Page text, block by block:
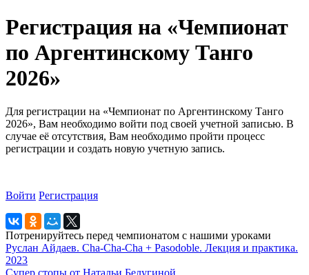
Регистрация на «Чемпионат
по Аргентинскому Танго
2026»
Для регистрации на «Чемпионат по Аргентинскому Танго
2026», Вам необходимо войти под своей учетной записью. В
случае её отсутствия, Вам необходимо пройти процесс
регистрации и создать новую учетную запись.
Войти Регистрация
Потренируйтесь перед чемпионатом с нашими уроками
Руслан Айдаев. Cha-Cha-Cha + Pasodoble. Лекция и практика.
2023